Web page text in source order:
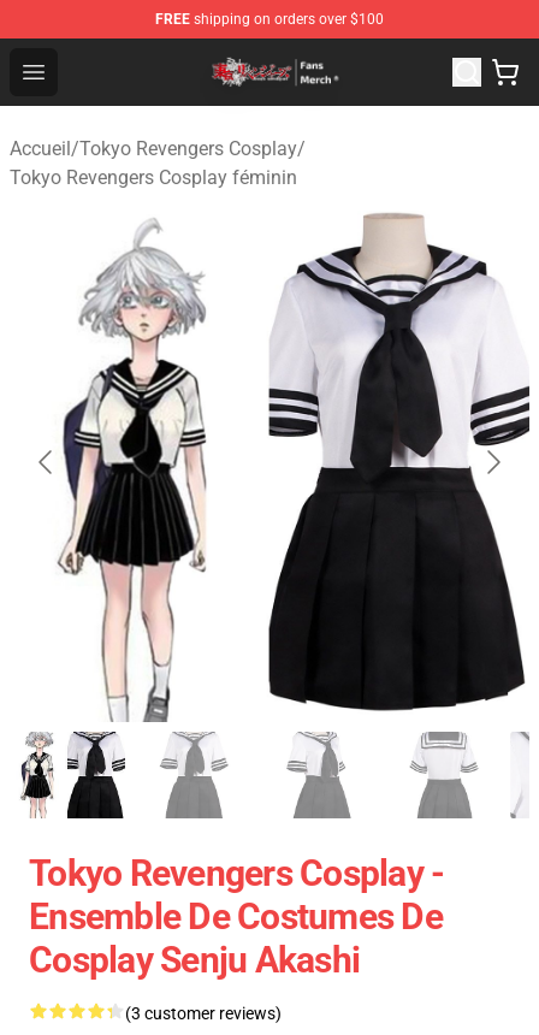
FREE shipping on orders over $100
Open menu
Tokyo Revengers Store - Official Tokyo Revengers
Accueil/Tokyo Revengers Cosplay/
Tokyo Revengers Cosplay féminin
Tokyo Revengers Cosplay -
Ensemble De Costumes De
Cosplay Senju Akashi
(3 customer reviews)